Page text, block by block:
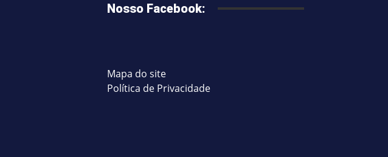
Nosso Facebook:
Mapa do site
Política de Privacidade